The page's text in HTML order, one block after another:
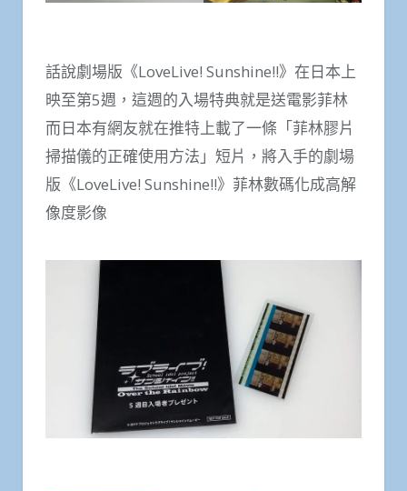
話說劇場版《LoveLive! Sunshine!!》在日本上
映至第5週，這週的入場特典就是送電影菲林
而日本有網友就在推特上載了一條「菲林膠片
掃描儀的正確使用方法」短片，將入手的劇場
版《LoveLive! Sunshine!!》菲林數碼化成高解
像度影像